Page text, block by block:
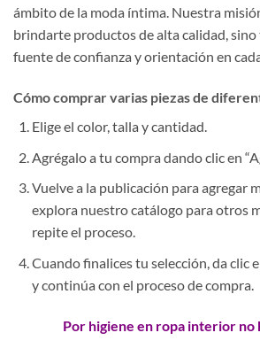
ámbito de la moda íntima. Nuestra
brindarte productos de alta calidad,
fuente de confianza y orientación en
Cómo comprar varias piezas de
Elige el color, talla y cantidad.
Agrégalo a tu compra dando clic en
Vuelve a la publicación para agregar
explora nuestro catálogo para otros
repite el proceso.
Cuando finalices tu selección, da clic
y continúa con el proceso de compra.
Por higiene en ropa interior no